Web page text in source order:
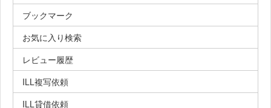
ブックマーク
お気に入り検索
レビュー履歴
ILL複写依頼
ILL貸借依頼